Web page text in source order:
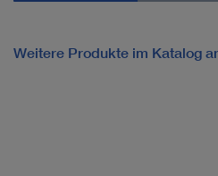
Weitere Produkte im Katalog